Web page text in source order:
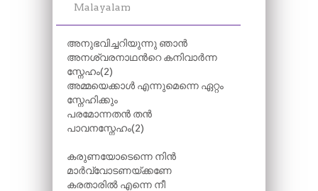
Malayalam
അനുഭവിച്ചറിയുന്നു ഞാൻ
അനശ്വരനാഥന്‍റെ കനിവാർന്ന
സ്നേഹം(2)
അമ്മയെക്കാൾ എന്നുമെന്നെ ഏറ്റം
സ്നേഹിക്കും
പരമോന്നതൻ തൻ
പാവനസ്നേഹം(2)
കരുണയോടെന്നെ നിൻ
മാർവ്വോടണയ്ക്കണേ
കരതാരിൽ എന്നെ നീ